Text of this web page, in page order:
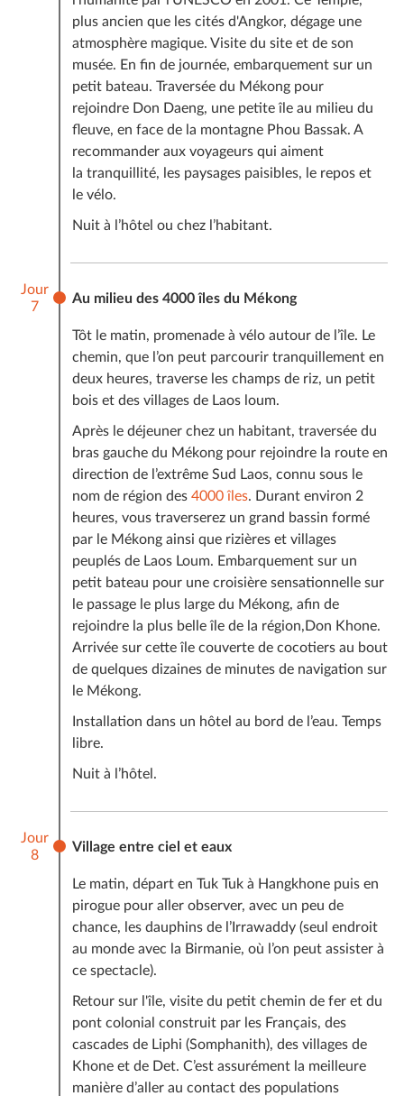
plus ancien que les cités d'Angkor, dégage une
atmosphère magique. Visite du site et de son
musée. En fin de journée, embarquement sur un
petit bateau. Traversée du Mékong pour
rejoindre Don Daeng, une petite île au milieu du
fleuve, en face de la montagne Phou Bassak. A
recommander aux voyageurs qui aiment
la tranquillité, les paysages paisibles, le repos et
le vélo.
Nuit à l’hôtel ou chez l’habitant.
Jour
7
Au milieu des 4000 îles du Mékong
Tôt le matin, promenade à vélo autour de l’île. Le
chemin, que l’on peut parcourir tranquillement en
deux heures, traverse les champs de riz, un petit
bois et des villages de Laos loum.
Après le déjeuner chez un habitant, traversée du
bras gauche du Mékong pour rejoindre la route en
direction de l’extrême Sud Laos, connu sous le
nom de région des 4000 îles. Durant environ 2
heures, vous traverserez un grand bassin formé
par le Mékong ainsi que rizières et villages
peuplés de Laos Loum. Embarquement sur un
petit bateau pour une croisière sensationnelle sur
le passage le plus large du Mékong, afin de
rejoindre la plus belle île de la région,Don Khone.
Arrivée sur cette île couverte de cocotiers au bout
de quelques dizaines de minutes de navigation sur
le Mékong.
Installation dans un hôtel au bord de l’eau. Temps
libre.
Nuit à l’hôtel.
Jour
8
Village entre ciel et eaux
Le matin, départ en Tuk Tuk à Hangkhone puis en
pirogue pour aller observer, avec un peu de
chance, les dauphins de l’Irrawaddy (seul endroit
au monde avec la Birmanie, où l’on peut assister à
ce spectacle).
Retour sur l'île, visite du petit chemin de fer et du
pont colonial construit par les Français, des
cascades de Liphi (Somphanith), des villages de
Khone et de Det. C’est assurément la meilleure
manière d’aller au contact des populations